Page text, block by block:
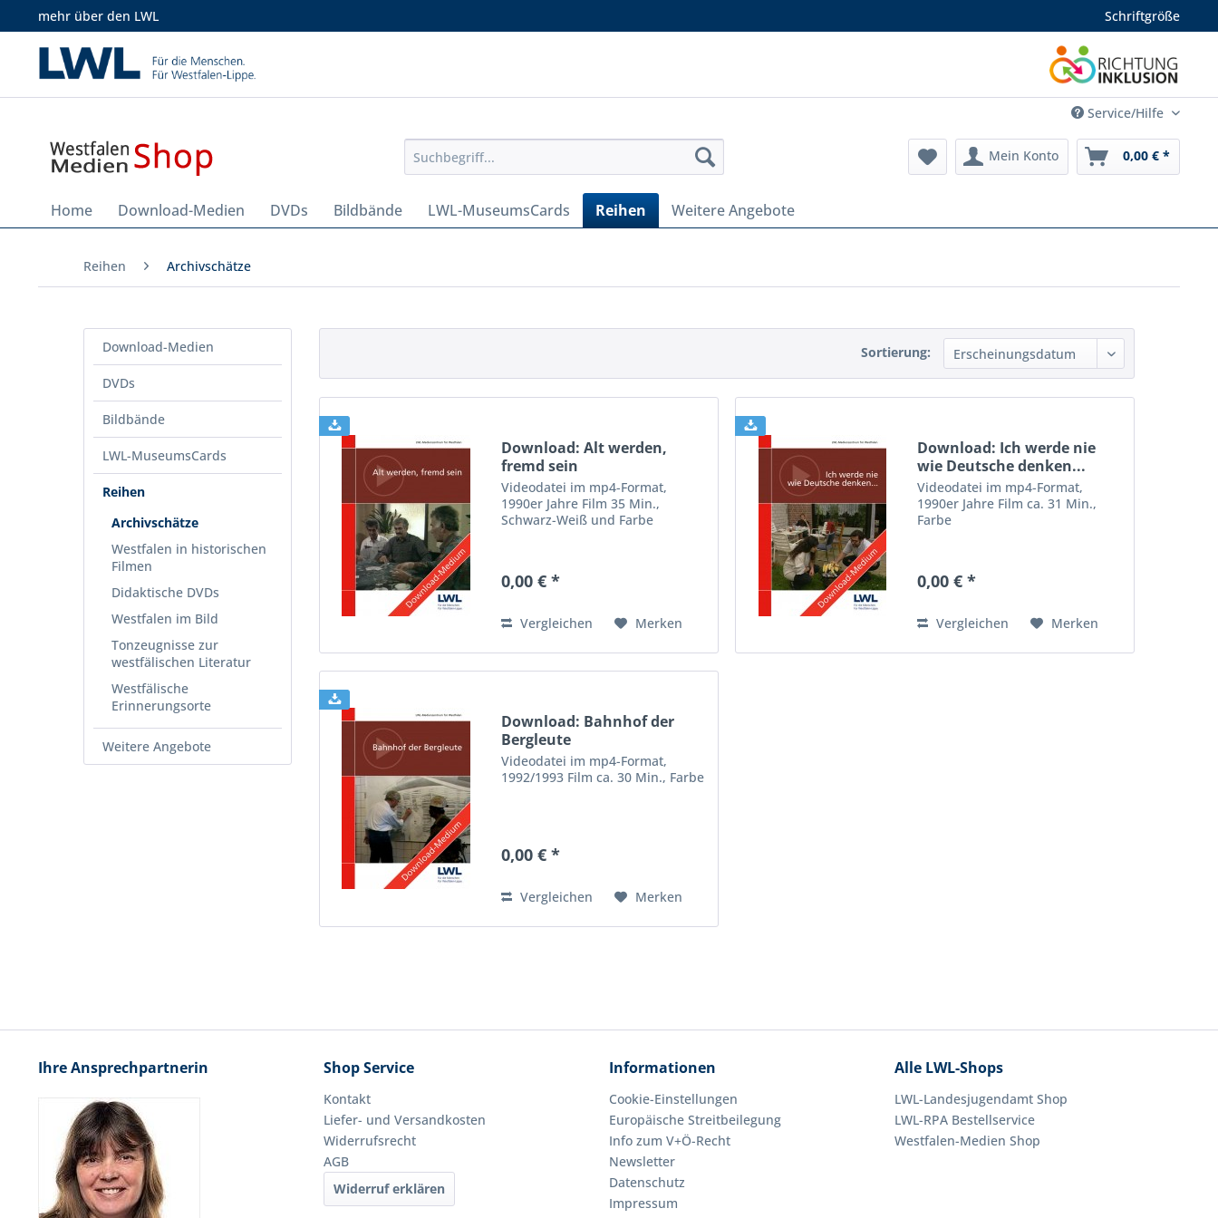
mehr über den LWL Schriftgröße
Service/Hilfe
Mein Konto 0,00 € *
Home Download-Medien DVDs Bildbände LWL-MuseumsCards Reihen Weitere Angebote
Reihen Archivschätze
Download-Medien
DVDs
Bildbände
LWL-MuseumsCards
Reihen
Archivschätze
Westfalen in historischen
Filmen
Didaktische DVDs
Westfalen im Bild
Tonzeugnisse zur
westfälischen Literatur
Westfälische
Erinnerungsorte
Weitere Angebote
Sortierung:
Download: Alt werden,
fremd sein
Videodatei im mp4-Format,
1990er Jahre Film 35 Min.,
Schwarz-Weiß und Farbe
0,00 € *
Vergleichen Merken
Download: Ich werde nie
wie Deutsche denken...
Videodatei im mp4-Format,
1990er Jahre Film ca. 31 Min.,
Farbe
0,00 € *
Vergleichen Merken
Download: Bahnhof der
Bergleute
Videodatei im mp4-Format,
1992/1993 Film ca. 30 Min., Farbe
0,00 € *
Vergleichen Merken
Ihre Ansprechpartnerin Shop Service
Kontakt
Liefer- und Versandkosten
Widerrufsrecht
AGB
Widerruf erklären
Informationen
Cookie-Einstellungen
Europäische Streitbeilegung
Info zum V+Ö-Recht
Newsletter
Datenschutz
Impressum
Alle LWL-Shops
LWL-Landesjugendamt Shop
LWL-RPA Bestellservice
Westfalen-Medien Shop